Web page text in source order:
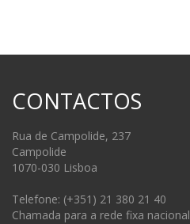
CONTACTOS
Rua de Campolide, 237
Campolide
1070-030 Lisboa
Telefone: (+351) 21 380 21 40
Chamada para a rede fixa nacional